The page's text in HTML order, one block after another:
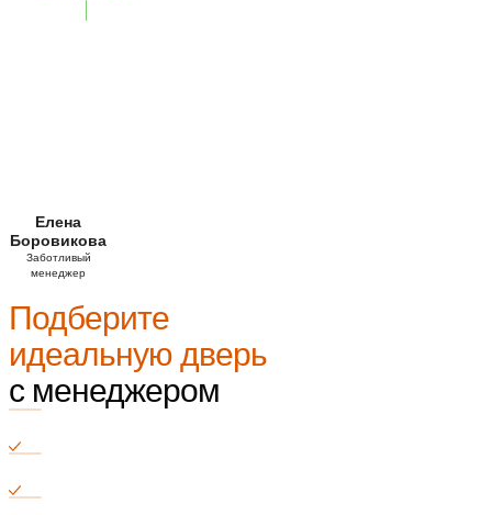
Елена
Боровикова
Заботливый
менеджер
Подберите
идеальную дверь
с менеджером